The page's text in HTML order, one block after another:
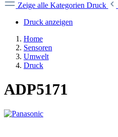
Zeige alle Kategorien Druck
Druck anzeigen
Home
Sensoren
Umwelt
Druck
ADP5171